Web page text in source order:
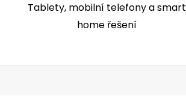
Tablety, mobilní telefony a smart
home řešení